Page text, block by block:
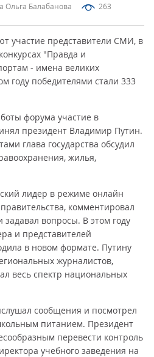
Ольга Балабанова 263
участие представители СМИ, в
"Правда и
- имена великих
году победителями стали 333
форума участие в
президент Владимир Путин.
глава государства обсудил
жилья,
лидер в режиме онлайн
комментировал
вопросы. В этом году
и представителей
в новом формате. Путину
журналистов,
весь спектр национальных
сообщения и посмотрел
питанием. Президент
перевести контроль
учебного заведения на